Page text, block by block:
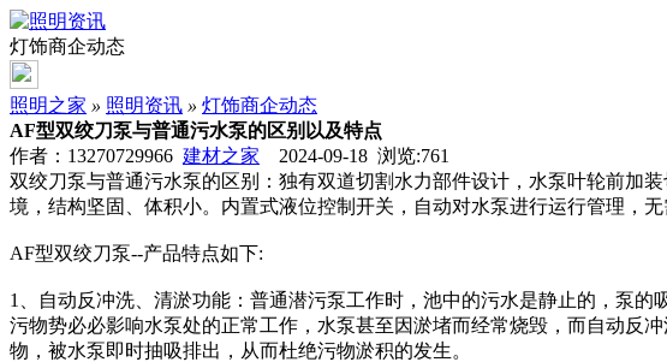
灯饰商企动态
照明之家 » 照明资讯 » 灯饰商企动态
AF型双绞刀泵与普通污水泵的区别以及特点
作者：13270729966 建材之家 2024-09-18 浏览:761
双绞刀泵与普通污水泵的区别：独有双道切割水力部件设计，水泵叶轮前加
境，结构坚固、体积小。内置式液位控制开关，自动对水泵进行运行管理，无
AF型双绞刀泵--产品特点如下:
1、自动反冲洗、清淤功能：普通潜污泵工作时，池中的污水是静止的，泵
污物势必必影响水泵处的正常工作，水泵甚至因淤堵而经常烧毁，而自动反
物，被水泵即时抽吸排出，从而杜绝污物淤积的发生。